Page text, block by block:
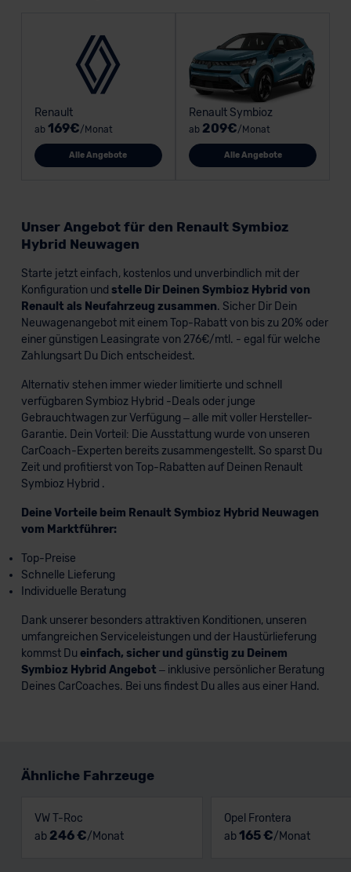
Renault
ab 169€/Monat
Alle Angebote
Renault Symbioz
ab 209€/Monat
Alle Angebote
Unser Angebot für den Renault Symbioz
Hybrid Neuwagen
Starte jetzt einfach, kostenlos und unverbindlich mit der
Konfiguration und stelle Dir Deinen Symbioz Hybrid von
Renault als Neufahrzeug zusammen. Sicher Dir Dein
Neuwagenangebot mit einem Top-Rabatt von bis zu 20% oder
einer günstigen Leasingrate von 276€/mtl. - egal für welche
Zahlungsart Du Dich entscheidest.
Alternativ stehen immer wieder limitierte und schnell
verfügbaren Symbioz Hybrid -Deals oder junge
Gebrauchtwagen zur Verfügung – alle mit voller Hersteller-
Garantie. Dein Vorteil: Die Ausstattung wurde von unseren
CarCoach-Experten bereits zusammengestellt. So sparst Du
Zeit und profitierst von Top-Rabatten auf Deinen Renault
Symbioz Hybrid .
Deine Vorteile beim Renault Symbioz Hybrid Neuwagen
vom Marktführer:
Top-Preise
Schnelle Lieferung
Individuelle Beratung
Dank unserer besonders attraktiven Konditionen, unseren
umfangreichen Serviceleistungen und der Haustürlieferung
kommst Du einfach, sicher und günstig zu Deinem
Symbioz Hybrid Angebot – inklusive persönlicher Beratung
Deines CarCoaches. Bei uns findest Du alles aus einer Hand.
Ähnliche Fahrzeuge
VW T-Roc
ab 246 €/Monat
Opel Frontera
ab165 €/Monat